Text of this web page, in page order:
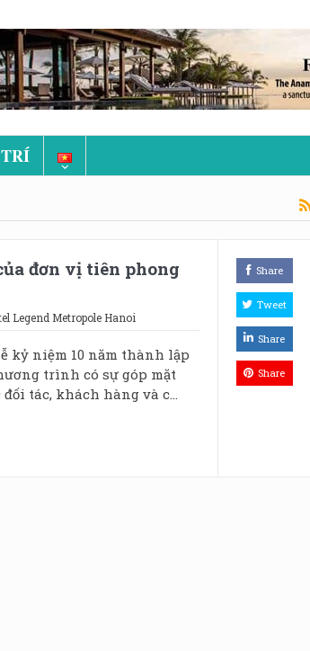
đơn vị tiên phong
Legend Metropole Hanoi
kỷ niệm 10 năm thành lập
trình có sự góp mặt
tác, khách hàng và c...
Share
Tweet
Share
Share